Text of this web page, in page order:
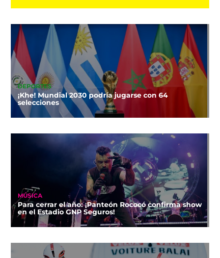
DEPORTES
¡Khe! Mundial 2030 podría jugarse con 64
selecciones
MÚSICA
Para cerrar el año: ¡Panteón Rococó confirma show
en el Estadio GNP Seguros!